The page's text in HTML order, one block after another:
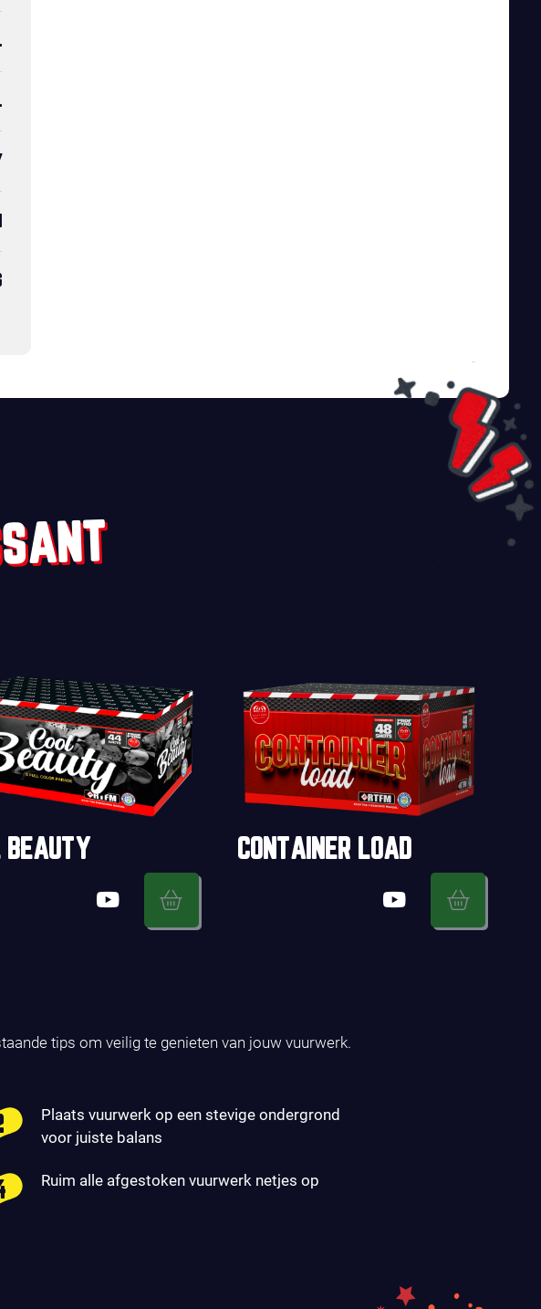
BEAUTY CONTAINER LOAD
tips om veilig te genieten van jouw vuurwerk.
Plaats vuurwerk op een stevige ondergrond
voor juiste balans
Ruim alle afgestoken vuurwerk netjes op